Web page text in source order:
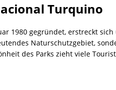
Turquino
1980 gegründet, erstreckt
Naturschutzgebiet,
des Parks zieht viele